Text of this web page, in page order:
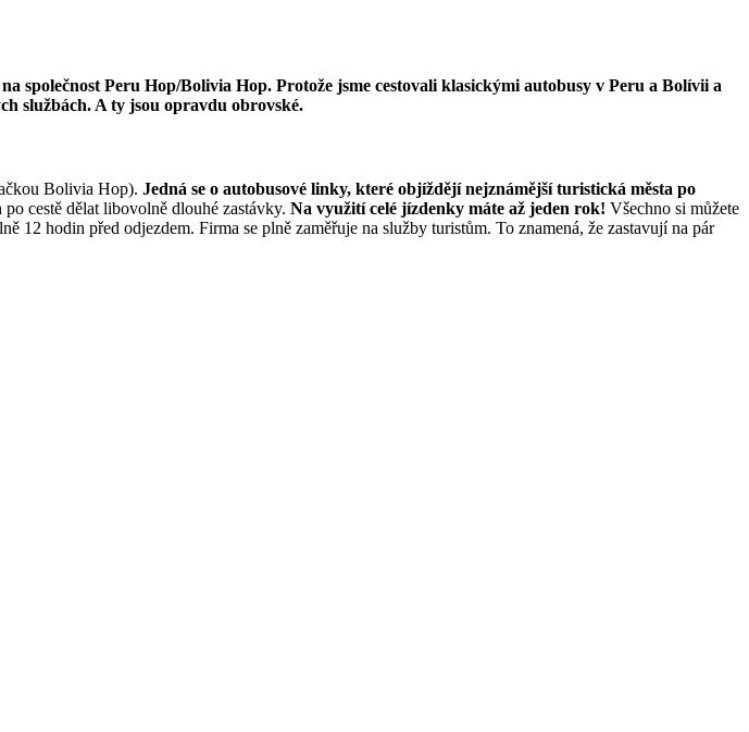
společnost Peru Hop/Bolivia Hop. Protože jsme cestovali klasickými autobusy v Peru a Bolívii a
službách. A ty jsou opravdu obrovské.
Bolivia Hop). Jedná se o autobusové linky, které objíždějí nejznámější turistická města po
cestě dělat libovolně dlouhé zastávky. Na využití celé jízdenky máte až jeden rok! Všechno si můžete
12 hodin před odjezdem. Firma se plně zaměřuje na služby turistům. To znamená, že zastavují na pár